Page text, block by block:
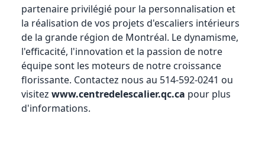
partenaire privilégié pour la personnalisation et
la réalisation de vos projets d'escaliers intérieurs
de la grande région de Montréal. Le dynamisme,
l'efficacité, l'innovation et la passion de notre
équipe sont les moteurs de notre croissance
florissante. Contactez nous au 514-592-0241 ou
visitez www.centredelescalier.qc.ca pour plus
d'informations.